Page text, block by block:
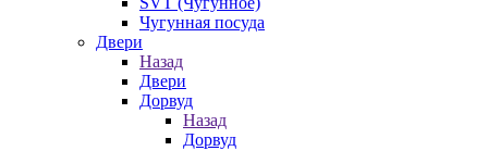
Чугунная посуда
Двери
Назад
Двери
Дорвуд
Назад
Дорвуд